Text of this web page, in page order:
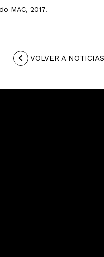
MAC, 2017.
VOLVER A NOTICIAS